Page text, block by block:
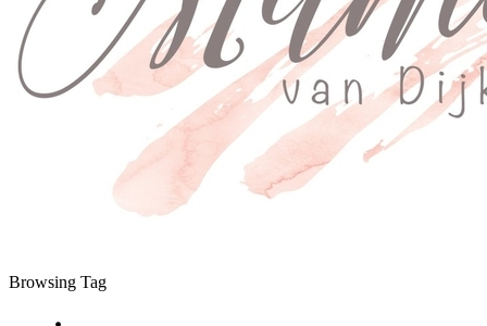
Browsing Tag